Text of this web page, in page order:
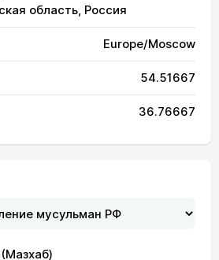
область, Россия
Europe/Moscow
54.51667
36.76667